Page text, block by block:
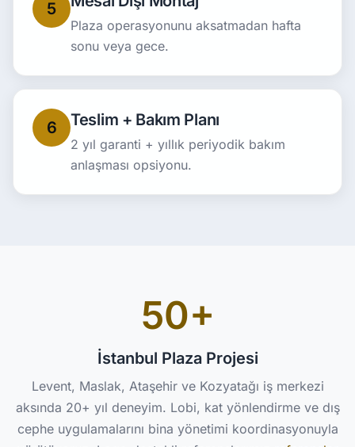
5
Plaza operasyonunu aksatmadan hafta
sonu veya gece.
6 Teslim + Bakım Planı
2 yıl garanti + yıllık periyodik bakım
anlaşması opsiyonu.
50+
İstanbul Plaza Projesi
Levent, Maslak, Ataşehir ve Kozyatağı iş merkezi
aksında 20+ yıl deneyim. Lobi, kat yönlendirme ve dış
cephe uygulamalarını bina yönetimi koordinasyonuyla